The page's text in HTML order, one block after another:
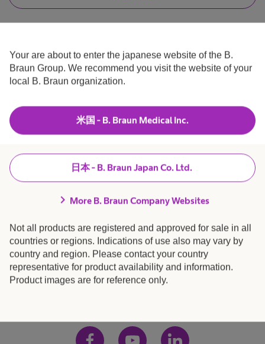
Your are about to enter the japanese website of the B.
Braun Group. We recommend you visit the website of your
local B. Braun organization.
米国 - B. Braun Medical Inc.
日本 - B. Braun Japan Co. Ltd.
chevron_right More B. Braun Company Websites
Not all products are registered and approved for sale in all
countries or regions. Indications of use also may vary by
country and region. Please contact your country
representative for product availability and information.
Product images are for reference only.
ラ
凝
止
血
器
関
製
バ
イ
ー
ラ
医
事
者
で
、
し
は
医
者
で
は
あ
ま
せ
ん
.
バ
イ
ポ
ー
ラ
固
止
血
器
製品・ソリューション
採用 / キャリア expand_more
B. Braunについて expand_more
患者さま向け情報
販売店さま向け情報 expand_more
日本